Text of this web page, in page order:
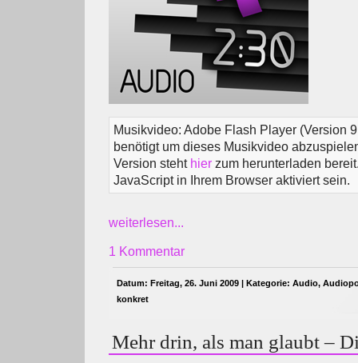
Musikvideo: Adobe Flash Player (Version
benötigt um dieses Musikvideo
Version steht hier zum herunterladen
JavaScript in Ihrem Browser aktiviert sein.
weiterlesen...
1 Kommentar
Datum: Freitag, 26. Juni 2009 | Kategorie: Audio,
konkret
Mehr drin, als man glaubt –